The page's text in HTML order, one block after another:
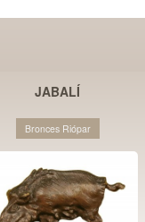
JABALÍ
Bronces Riópar